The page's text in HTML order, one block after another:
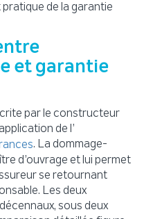
pratique de la garantie
et garantie
par le constructeur
de l’
. La dommage-
d’ouvrage et lui permet
se retournant
Les deux
sous deux